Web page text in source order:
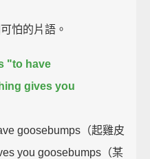
怕的片語。
"to have
gives you
goosebumps（起雞皮
you goosebumps（某